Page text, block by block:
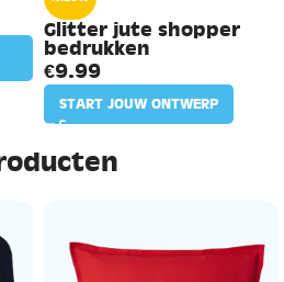
Glitter jute shopper
bedrukken
€9.99
START JOUW ONTWERP